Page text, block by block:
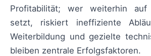
Profitabilität; wer weiterhin auf
setzt, riskiert ineffiziente
Weiterbildung und gezielte
bleiben zentrale Erfolgsfaktoren.